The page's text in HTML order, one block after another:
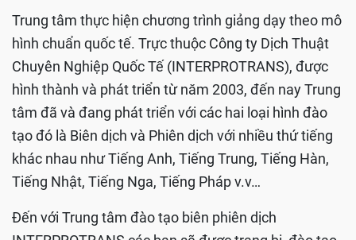
Trung tâm thực hiện chương trình giảng dạy theo mô
hình chuẩn quốc tế. Trực thuộc Công ty Dịch Thuật
Chuyên Nghiệp Quốc Tế (INTERPROTRANS), được
hình thành và phát triển từ năm 2003, đến nay Trung
tâm đã và đang phát triển với các hai loại hình đào
tạo đó là Biên dịch và Phiên dịch với nhiều thứ tiếng
khác nhau như Tiếng Anh, Tiếng Trung, Tiếng Hàn,
Tiếng Nhật, Tiếng Nga, Tiếng Pháp v.v…
Đến với Trung tâm đào tạo biên phiên dịch